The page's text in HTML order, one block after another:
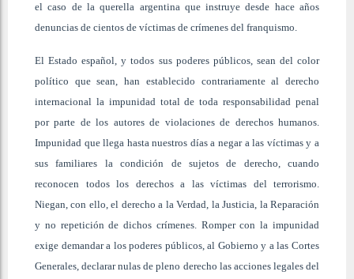
el caso de la querella argentina que instruye desde hace años
denuncias de cientos de víctimas de crímenes del franquismo.
El Estado español, y todos sus poderes públicos, sean del color
político que sean, han establecido contrariamente al derecho
internacional la impunidad total de toda responsabilidad penal
por parte de los autores de violaciones de derechos humanos.
Impunidad que llega hasta nuestros días a negar a las víctimas y a
sus familiares la condición de sujetos de derecho, cuando
reconocen todos los derechos a las víctimas del terrorismo.
Niegan, con ello, el derecho a la Verdad, la Justicia, la Reparación
y no repetición de dichos crímenes. Romper con la impunidad
exige demandar a los poderes públicos, al Gobierno y a las Cortes
Generales, declarar nulas de pleno derecho las acciones legales del